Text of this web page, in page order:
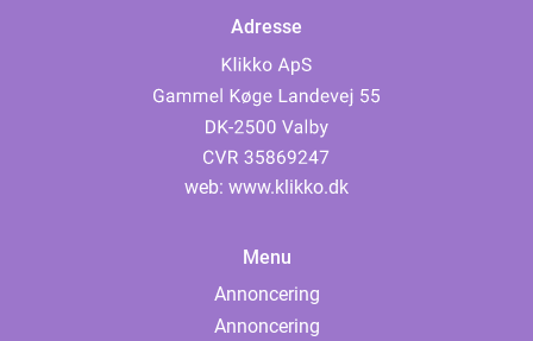
Adresse
web: www.klikko.dk
Menu
Annoncering
Annoncering